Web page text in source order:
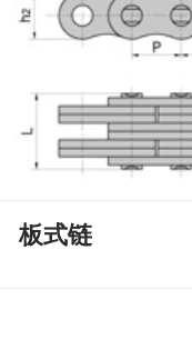
板式链